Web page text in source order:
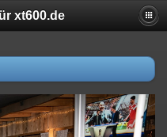
xt600.de